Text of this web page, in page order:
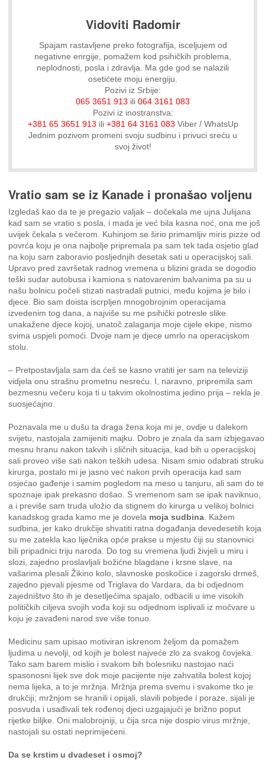
Vidoviti Radomir
Spajam rastavljene preko fotografija, isceljujem od
negativne enrgije, pomažem kod psihičkih problema,
neplodnosti, posla i zdravlja. Ma gde god se nalazili
osetićete moju energiju.
Pozivi iz Srbije:
065 3651 913 ili064 3161 083
Pozivi iz inostranstva:
+381 65 3651 913 ili +381 64 3161 083 Viber / WhatsUp
Jednim pozivom promeni svoju sudbinu i privuci sreću u
svoj život!
Vratio sam se iz Kanade i pronašao voljenu
Izgledaš kao da te je pregazio valjak – dočekala me ujna Julijana
kad sam se vratio s posla, i mada je već bila kasna noć, ona me još
uvijek čekala s večerom. Kuhinjom se širio primamljiv miris pizze od
povrća koju je ona najbolje pripremala pa sam tek tada osjetio glad
na koju sam zaboravio posljednjih desetak sati u operacijskoj sali.
Upravo pred završetak radnog vremena u blizini grada se dogodio
teški sudar autobusa i kamiona s natovarenim balvanima pa su u
našu bolnicu počeli stizati nastradali putnici, među kojima je bilo i
djece. Bio sam doista iscrpljen mnogobrojnim operacijama
izvedenim tog dana, a najviše su me psihički potresle slike
unakažene djece kojoj, unatoč zalaganja moje cijele ekipe, nismo
svima uspjeli pomoći. Dvoje nam je djece umrlo na operacijskom
stolu.
– Pretpostavljala sam da ćeš se kasno vratiti jer sam na televiziji
vidjela onu strašnu prometnu nesreću. I, naravno, pripremila sam
bezmesnu večeru koja ti u takvim okolnostima jedino prija – rekla je
suosjećajno.
Poznavala me u dušu ta draga žena koja mi je, ovdje u dalekom
svijetu, nastojala zamijeniti majku. Dobro je znala da sam izbjegavao
mesnu hranu nakon takvih i sličnih situacija, kad bih u operacijskoj
sali proveo više sati nakon teških udesa. Nisam smio odabrati struku
kirurga, postalo mi je jasno već nakon prvih operacija kad sam
osjećao gađenje i samim pogledom na meso u tanjuru, ali sam do te
spoznaje ipak prekasno došao. S vremenom sam se ipak naviknuo,
a i previše sam truda uložio da stignem do kirurga u velikoj bolnici
kanadskog grada kamo me je dovela moja sudbina . Kažem
sudbina, jer kako drukčije shvatiti ratna događanja devedesetih koja
su me zatekla kao liječnika opće prakse u mjestu čiji su stanovnici
bili pripadnici triju naroda. Do tog su vremena ljudi živjeli u miru i
slozi, zajedno proslavljali božićne blagdane i krsne slave, na
vašarima plesali Žikino kolo, slavnoske poskočice i zagorski drmeš,
zajedno pjevali pjesme od Triglava do Vardara, da bi odjednom
zajedništvo što ih je desetljećima spajalo, odbacili u ime visokih
političkih ciljeva svojih vođa koji su odjednom isplivali iz močvare u
koju je zavađeni narod sve više tonuo.
Medicinu sam upisao motiviran iskrenom željom da pomažem
ljudima u nevolji, od kojih je bolest najveće zlo za svakog čovjeka.
Tako sam barem mislio i svakom bih bolesniku nastojao naći
spasonosni lijek sve dok moje pacijente nije zahvatila bolest kojoj
nema lijeka, a to je mržnja. Mržnja prema svemu i svakome tko je
drukčiji; mržnjom se hranili i opijali, slavili pobjede i poraze, sijali je
posvuda i usađivali tek rođenoj djeci uzgajajući je brižno poput
rijetke biljke. Oni malobrojniji, u čija srca nije dospio virus mržnje,
nastojali su ostati neprimijećeni.
Da se krstim u dvadeset i osmoj?